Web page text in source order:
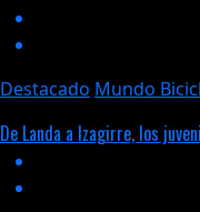
Destacado Mundo
De Landa a Izagirre, los